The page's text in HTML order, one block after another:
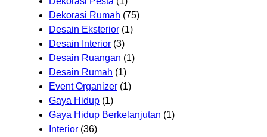
Dekorasi Rumah (75)
Desain Eksterior (1)
Desain Interior (3)
Desain Ruangan (1)
Desain Rumah (1)
Event Organizer (1)
Gaya Hidup (1)
Gaya Hidup Berkelanjutan (1)
Interior (36)